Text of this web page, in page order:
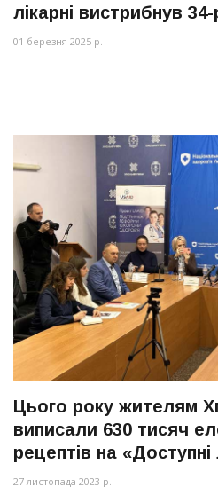
лікарні вистрибнув 34-
01 березня 2025 р.
Цього року жителям
виписали 630 тисяч
рецептів на «Доступні
27 листопада 2023 р.